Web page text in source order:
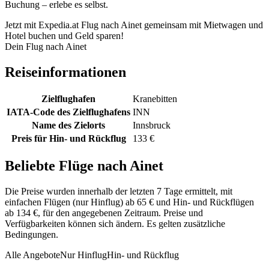
Buchung – erlebe es selbst.
Jetzt mit Expedia.at Flug nach Ainet gemeinsam mit Mietwagen und
Hotel buchen und Geld sparen!
Dein Flug nach Ainet
Reiseinformationen
Zielflughafen
Kranebitten
IATA-Code des Zielflughafens INN
Name des Zielorts
Innsbruck
Preis für Hin- und Rückflug
133 €
Beliebte Flüge nach Ainet
Die Preise wurden innerhalb der letzten 7 Tage ermittelt, mit
einfachen Flügen (nur Hinflug) ab 65 € und Hin- und Rückflügen
ab 134 €, für den angegebenen Zeitraum. Preise und
Verfügbarkeiten können sich ändern. Es gelten zusätzliche
Bedingungen.
Alle AngeboteNur HinflugHin- und Rückflug